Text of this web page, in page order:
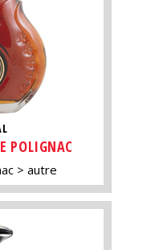
POLIGNAC
autre